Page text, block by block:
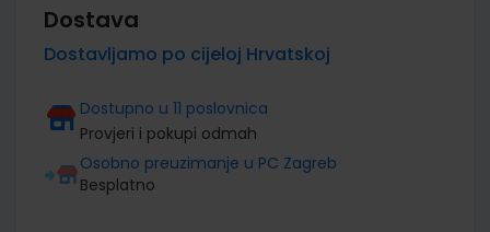
Dostava
Dostavljamo po cijeloj Hrvatskoj
Dostupno u 11 poslovnica
Provjeri i pokupi odmah
Osobno preuzimanje u PC Zagreb
Besplatno